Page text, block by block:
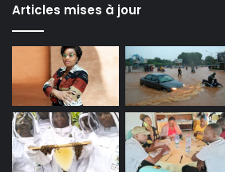
Articles mises à jour